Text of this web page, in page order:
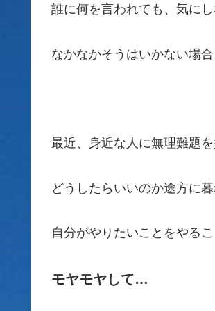
誰に何を言われても、気に
なかなかそうはいかない場
最近、身近な人に無理難題
どうしたらいいのか途方に
自分がやりたいことをやる
モヤモヤして…